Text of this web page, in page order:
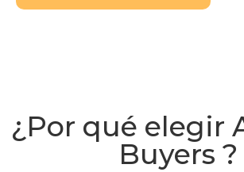
¿Por qué elegir
Buyers ?